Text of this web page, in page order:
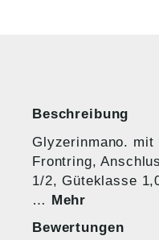
Beschreibung
Glyzerinmano. mit
Frontring,
1/2, Güteklasse
… Mehr
Bewertungen